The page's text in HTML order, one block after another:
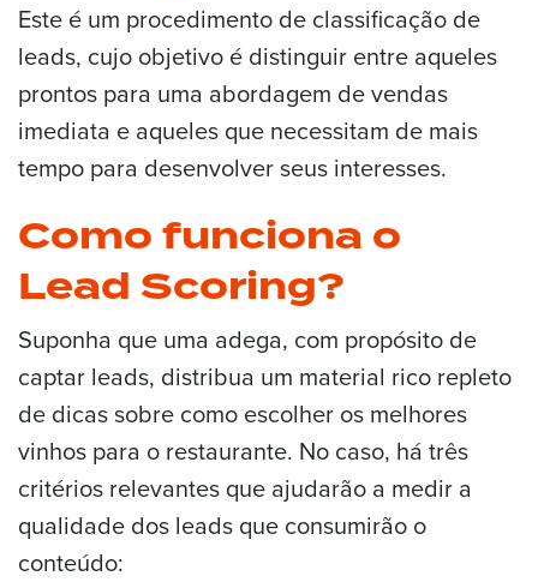
Este é um procedimento de classificação de
leads, cujo objetivo é distinguir entre aqueles
prontos para uma abordagem de vendas
imediata e aqueles que necessitam de mais
tempo para desenvolver seus interesses.
Como funciona o
Lead Scoring?
Suponha que uma adega, com propósito de
captar leads, distribua um material rico repleto
de dicas sobre como escolher os melhores
vinhos para o restaurante. No caso, há três
critérios relevantes que ajudarão a medir a
qualidade dos leads que consumirão o
conteúdo: